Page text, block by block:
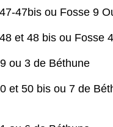
47bis ou Fosse 9
et 48 bis ou Fosse
ou 3 de Béthune
et 50 bis ou 7 de